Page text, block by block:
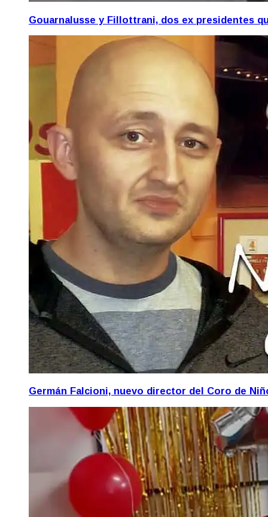
Gouarnalusse y Fillottrani, dos ex presidentes
Germán Falcioni, nuevo director del Coro de